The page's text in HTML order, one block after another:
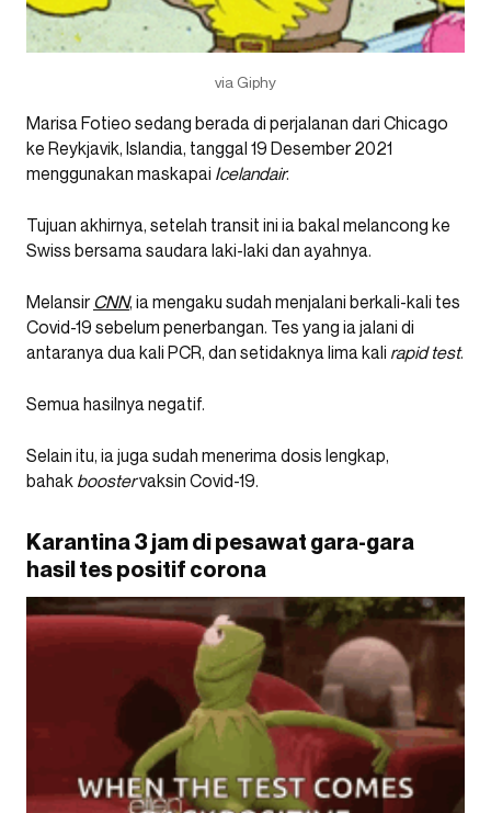
via Giphy
Marisa Fotieo sedang berada di perjalanan dari Chicago
ke Reykjavik, Islandia, tanggal 19 Desember 2021
menggunakan maskapai Icelandair.
Tujuan akhirnya, setelah transit ini ia bakal melancong ke
Swiss bersama saudara laki-laki dan ayahnya.
Melansir CNN, ia mengaku sudah menjalani berkali-kali tes
Covid-19 sebelum penerbangan. Tes yang ia jalani di
antaranya dua kali PCR, dan setidaknya lima kali rapid test.
Semua hasilnya negatif.
Selain itu, ia juga sudah menerima dosis lengkap,
bahak boostervaksin Covid-19.
Karantina 3 jam di pesawat gara-gara
hasil tes positif corona